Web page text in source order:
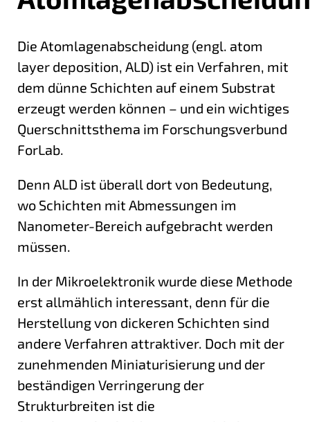
Die Atomlagenabscheidung (engl. atom
layer deposition, ALD) ist ein Verfahren, mit
dem dünne Schichten auf einem Substrat
erzeugt werden können – und ein wichtiges
Querschnittsthema im Forschungsverbund
ForLab.
Denn ALD ist überall dort von Bedeutung,
wo Schichten mit Abmessungen im
Nanometer-Bereich aufgebracht werden
müssen.
In der Mikroelektronik wurde diese Methode
erst allmählich interessant, denn für die
Herstellung von dickeren Schichten sind
andere Verfahren attraktiver. Doch mit der
zunehmenden Miniaturisierung und der
beständigen Verringerung der
Strukturbreiten ist die